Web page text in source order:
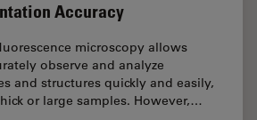
Accuracy
microscopy allows
observe and analyze
and structures quickly and easily,
or large samples. However,…